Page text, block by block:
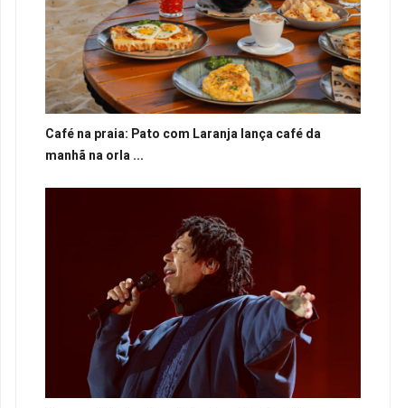
Café na praia: Pato com Laranja lança café da
manhã na orla ...